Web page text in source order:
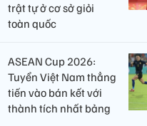
trật tự ở cơ sở giỏi
toàn quốc
ASEAN Cup 2026:
Tuyển Việt Nam thẳng
tiến vào bán kết với
thành tích nhất bảng